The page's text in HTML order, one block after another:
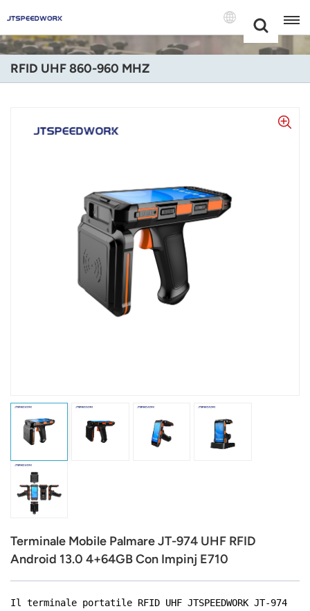
+86 -18681515767
English
Italiano
Español
Português
Nederland
Türk
Tiếng Việt
RFID UHF 860-960 MHZ
Terminale Mobile Palmare JT-974 UHF RFID
Android 13.0 4+64GB Con Impinj E710
Il terminale portatile RFID UHF JTSPEEDWORK JT-974